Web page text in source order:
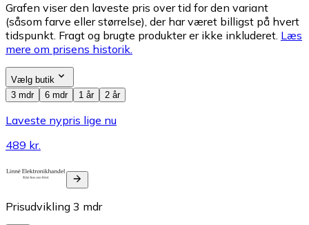
Grafen viser den laveste pris over tid for den variant
(såsom farve eller størrelse), der har været billigst på hvert
tidspunkt. Fragt og brugte produkter er ikke inkluderet. Læs
mere om prisens historik.
Vælg butik
3 mdr
6 mdr 1 år 2 år
Laveste nypris lige nu
489 kr.
Prisudvikling 3 mdr